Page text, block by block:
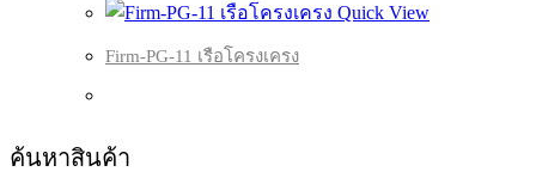
Quick View
Firm-PG-11 เรือโครงเครง
ค้นหาสินค้า